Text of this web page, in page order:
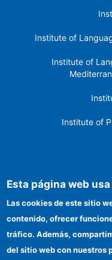
Institute of
Institute of
Institute of
Esta página web
Las cookies de este sitio
contenido, ofrecer
tráfico. Además,
del sitio web con nuestros